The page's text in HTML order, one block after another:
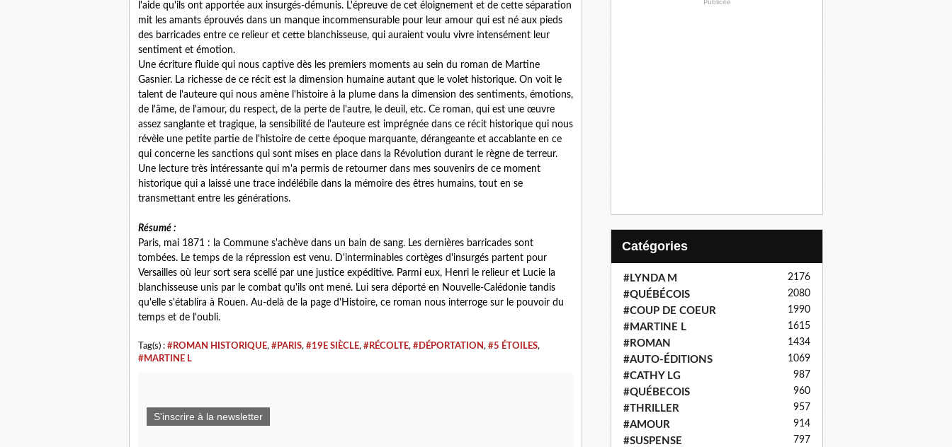
l'aide qu'ils ont apportée aux insurgés-démunis. L'épreuve de cet éloignement et de cette séparation
mit les amants éprouvés dans un manque incommensurable pour leur amour qui est né aux pieds
des barricades entre ce relieur et cette blanchisseuse, qui auraient voulu vivre intensément leur
sentiment et émotion.
Une écriture fluide qui nous captive dès les premiers moments au sein du roman de Martine
Gasnier. La richesse de ce récit est la dimension humaine autant que le volet historique. On voit le
talent de l'auteure qui nous amène l'histoire à la plume dans la dimension des sentiments, émotions,
de l'âme, de l'amour, du respect, de la perte de l'autre, le deuil, etc. Ce roman, qui est une œuvre
assez sanglante et tragique, la sensibilité de l'auteure est imprégnée dans ce récit historique qui nous
révèle une petite partie de l'histoire de cette époque marquante, dérangeante et accablante en ce
qui concerne les sanctions qui sont mises en place dans la Révolution durant le règne de terreur.
Une lecture très intéressante qui m'a permis de retourner dans mes souvenirs de ce moment
historique qui a laissé une trace indélébile dans la mémoire des êtres humains, tout en se
transmettant entre les générations.
Résumé :
Paris, mai 1871 : la Commune s'achève dans un bain de sang. Les dernières barricades sont
tombées. Le temps de la répression est venu. D'interminables cortèges d'insurgés partent pour
Versailles où leur sort sera scellé par une justice expéditive. Parmi eux, Henri le relieur et Lucie la
blanchisseuse unis par le combat qu'ils ont mené. Lui sera déporté en Nouvelle-Calédonie tandis
qu'elle s'établira à Rouen. Au-delà de la page d'Histoire, ce roman nous interroge sur le pouvoir du
temps et de l'oubli.
Tag(s) : #ROMAN HISTORIQUE, #PARIS, #19E SIÈCLE, #RÉCOLTE, #DÉPORTATION, #5 ÉTOILES,
#MARTINE L
S'inscrire à la newsletter
Publicité
Catégories
#LYNDA M 2176
#QUÉBÉCOIS 2080
#COUP DE COEUR 1990
#MARTINE L 1615
#ROMAN 1434
#AUTO-ÉDITIONS 1069
#CATHY LG 987
#QUÉBECOIS 960
#THRILLER 957
#AMOUR 914
#SUSPENSE 797